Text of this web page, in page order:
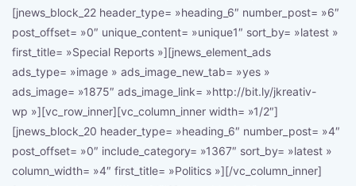
[jnews_block_22 header_type= »heading_6″ number_post= »6″
post_offset= »0″ unique_content= »unique1″ sort_by= »latest »
first_title= »Special Reports »][jnews_element_ads
ads_type= »image » ads_image_new_tab= »yes »
ads_image= »1875″ ads_image_link= »http://bit.ly/jkreativ-
wp »][vc_row_inner][vc_column_inner width= »1/2″]
[jnews_block_20 header_type= »heading_6″ number_post= »4″
post_offset= »0″ include_category= »1367″ sort_by= »latest »
column_width= »4″ first_title= »Politics »][/vc_column_inner]